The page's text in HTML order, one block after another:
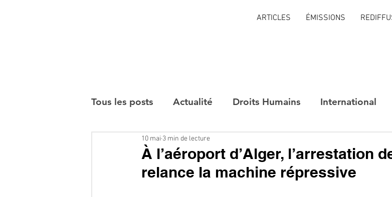
ARTICLES ÉMISSIONS
Tous les posts Actualité Droits Humains International
Interviews
À l’aéroport d’Alger, l’arrestation
relance la machine répressive
10 mai 3 min de lecture